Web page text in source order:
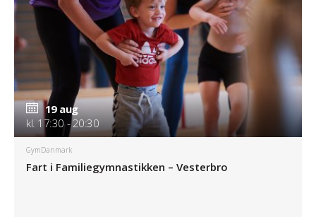
19 aug
kl. 17:30 - 20:30
GymDanmark
Fart i Familiegymnastikken – Vesterbro